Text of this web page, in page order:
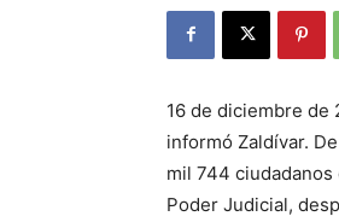
16 de diciembre de
informó Zaldívar.
mil 744
Poder Judicial,